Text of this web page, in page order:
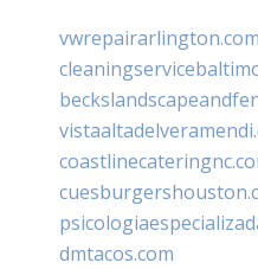
vwrepairarlington.com
dmtacos.com